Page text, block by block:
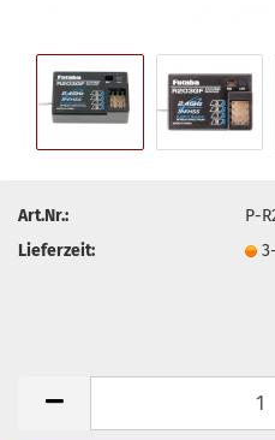
Art.Nr.:
P-
Lieferzeit: